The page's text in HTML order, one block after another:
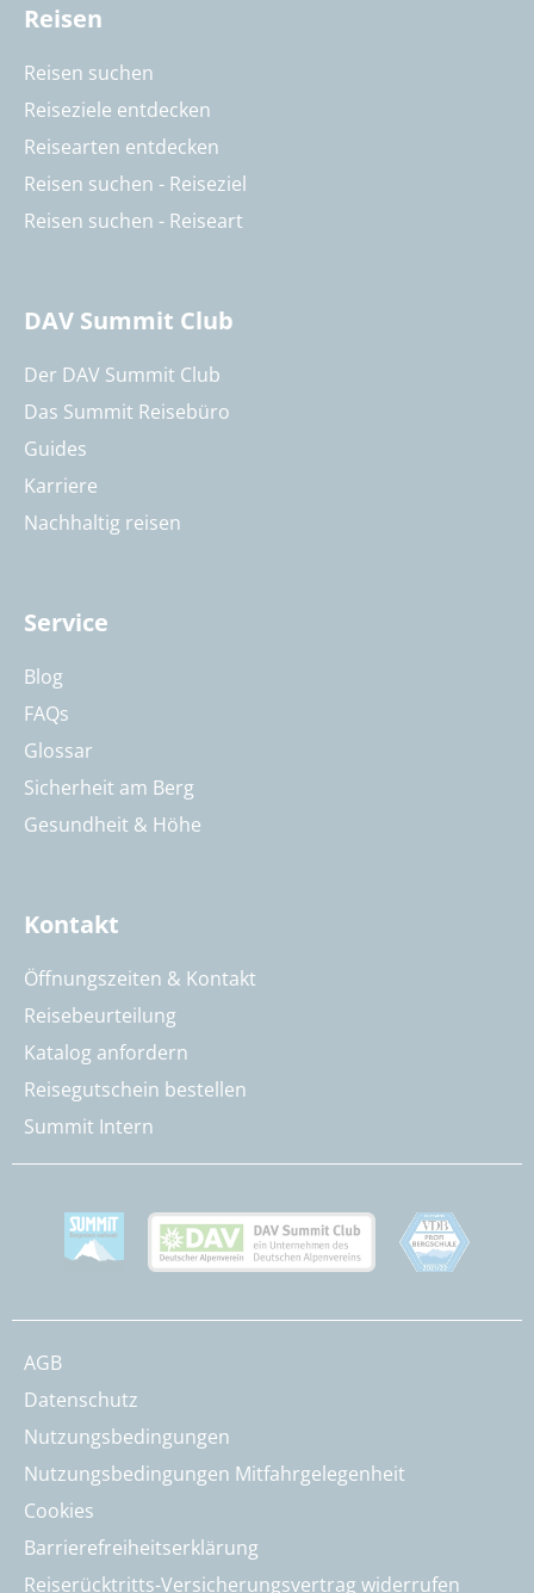
Reisen
Reisen suchen
Reiseziele entdecken
Reisearten entdecken
Reisen suchen - Reiseziel
Reisen suchen - Reiseart
DAV Summit Club
Der DAV Summit Club
Das Summit Reisebüro
Guides
Karriere
Nachhaltig reisen
Service
Blog
FAQs
Glossar
Sicherheit am Berg
Gesundheit & Höhe
Kontakt
Öffnungszeiten & Kontakt
Reisebeurteilung
Katalog anfordern
Reisegutschein bestellen
Summit Intern
AGB
Datenschutz
Nutzungsbedingungen
Nutzungsbedingungen Mitfahrgelegenheit
Cookies
Barrierefreiheitserklärung
Reiserücktritts-Versicherungsvertrag widerrufen